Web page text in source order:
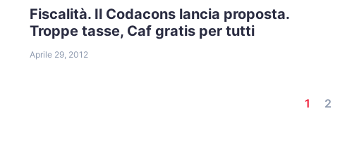
Fiscalità. Il Codacons lancia proposta.
Troppe tasse, Caf gratis per tutti
Aprile 29, 2012
1 2